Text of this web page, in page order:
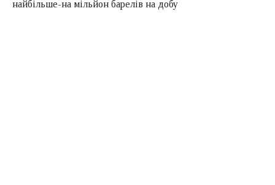
найбільше-на мільйон барелів на добу